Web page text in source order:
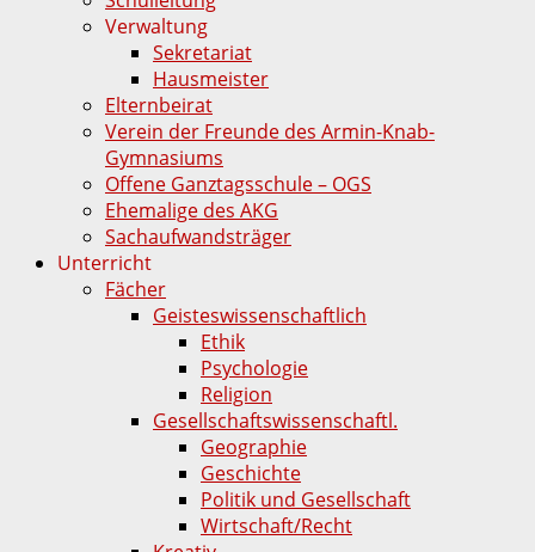
Verwaltung
Sekretariat
Hausmeister
Elternbeirat
Verein der Freunde des Armin-Knab-
Gymnasiums
Offene Ganztagsschule – OGS
Ehemalige des AKG
Sachaufwandsträger
Unterricht
Fächer
Geisteswissenschaftlich
Ethik
Psychologie
Religion
Gesellschaftswissenschaftl.
Geographie
Geschichte
Politik und Gesellschaft
Wirtschaft/Recht